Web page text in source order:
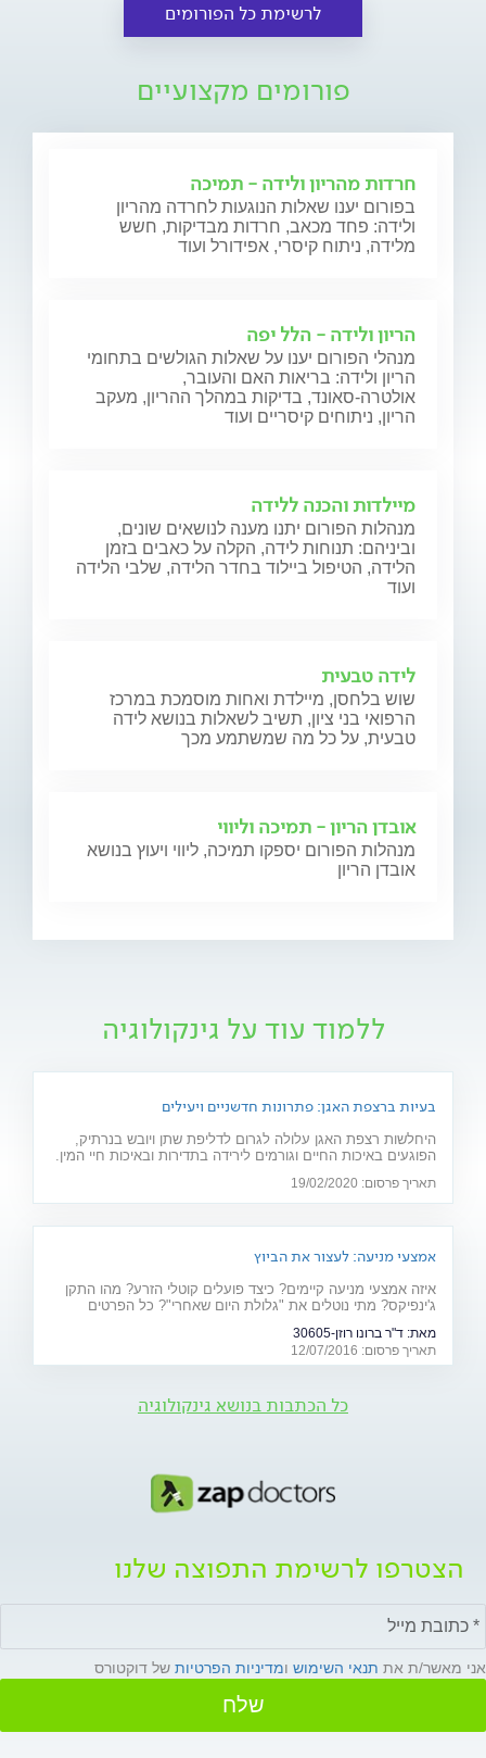
לרשימת כל הפורומים
פורומים מקצועיים
חרדות מהריון ולידה - תמיכה
בפורום יענו שאלות הנוגעות לחרדה מהריון
ולידה: פחד מכאב, חרדות מבדיקות, חשש
מלידה, ניתוח קיסרי, אפידורל ועוד
הריון ולידה - הלל יפה
מנהלי הפורום יענו על שאלות הגולשים בתחומי
הריון ולידה: בריאות האם והעובר,
אולטרה-סאונד, בדיקות במהלך ההריון, מעקב
הריון, ניתוחים קיסריים ועוד
מיילדות והכנה ללידה
מנהלות הפורום יתנו מענה לנושאים שונים,
וביניהם: תנוחות לידה, הקלה על כאבים בזמן
הלידה, הטיפול ביילוד בחדר הלידה, שלבי הלידה
ועוד
לידה טבעית
שוש בלחסן, מיילדת ואחות מוסמכת במרכז
הרפואי בני ציון, תשיב לשאלות בנושא לידה
טבעית, על כל מה שמשתמע מכך
אובדן הריון - תמיכה וליווי
מנהלות הפורום יספקו תמיכה, ליווי ויעוץ בנושא
אובדן הריון
ללמוד עוד על גינקולוגיה
בעיות ברצפת האגן: פתרונות חדשניים ויעילים
היחלשות רצפת האגן עלולה לגרום לדליפת שתן ויובש בנרתיק,
הפוגעים באיכות החיים וגורמים לירידה בתדירות ובאיכות חיי המין.
אלקטרומגנטי ולייזר וגינלי
תאריך פרסום: 19/02/2020
אמצעי מניעה: לעצור את הביוץ
איזה אמצעי מניעה קיימים? כיצד פועלים קוטלי הזרע? מהו התקן
ג'ינפיקס? מתי נוטלים את "גלולת היום שאחרי"? כל הפרטים
מאת: ד"ר ברונו רוזן-30605
תאריך פרסום: 12/07/2016
כל הכתבות בנושא גינקולוגיה
הצטרפו לרשימת התפוצה שלנו
אני מאשר/ת את תנאי השימוש ומדיניות הפרטיות של דוקטורס
שלח